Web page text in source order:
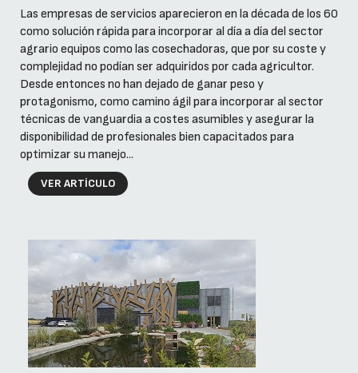
Las empresas de servicios aparecieron en la década de los 60
como solución rápida para incorporar al día a día del sector
agrario equipos como las cosechadoras, que por su coste y
complejidad no podían ser adquiridos por cada agricultor.
Desde entonces no han dejado de ganar peso y
protagonismo, como camino ágil para incorporar al sector
técnicas de vanguardia a costes asumibles y asegurar la
disponibilidad de profesionales bien capacitados para
optimizar su manejo...
VER ARTÍCULO